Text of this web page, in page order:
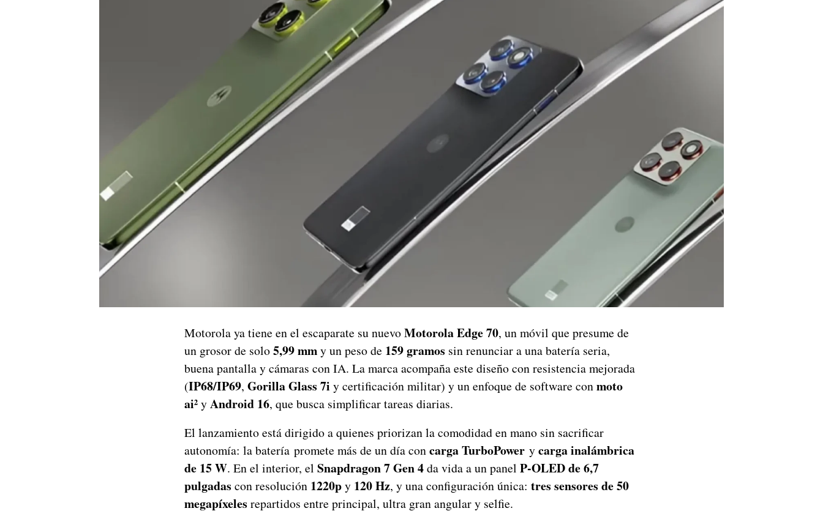
Motorola ya tiene en el escaparate su nuevoMotorola Edge 70, un móvil que presume de
un grosor de solo5,99 mmy un peso de 159 gramos sin renunciar a una batería seria,
buena pantalla y cámaras con IA. La marca acompaña este diseño con resistencia mejorada
(IP68/IP69, Gorilla Glass 7i y certificación militar) y un enfoque de software conmoto
ai²yAndroid 16, que busca simplificar tareas diarias.
El lanzamiento está dirigido a quienes priorizan la comodidad en mano sin sacrificar
autonomía: la batería promete más de un día concarga TurboPower ycarga inalámbrica
de 15 W. En el interior, el Snapdragon 7 Gen 4da vida a un panel P‑OLED de 6,7
pulgadas con resolución 1220py 120 Hz, y una configuración única: tres sensores de 50
megapíxeles repartidos entre principal, ultra gran angular y selfie.